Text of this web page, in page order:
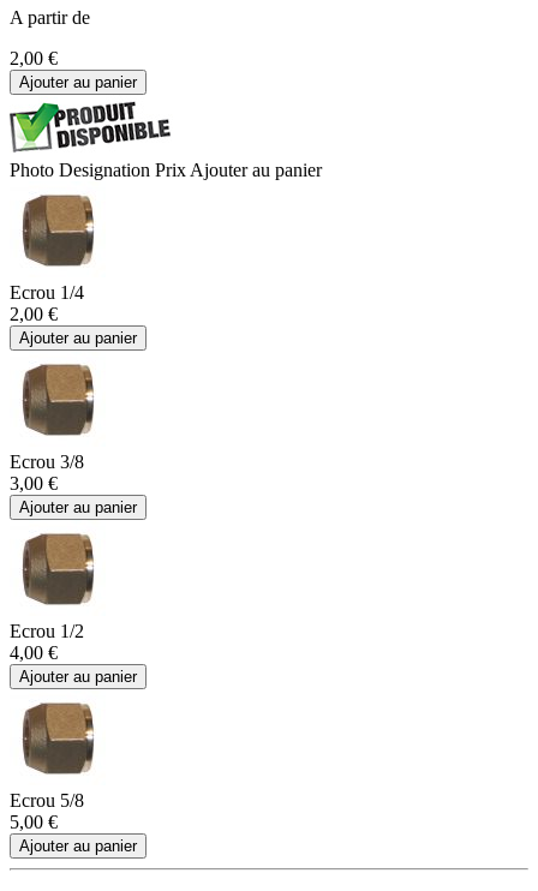
A partir de
2,00 €
Ajouter au panier
Photo Designation Prix Ajouter au panier
Ecrou 1/4
2,00 €
Ajouter au panier
Ecrou 3/8
3,00 €
Ajouter au panier
Ecrou 1/2
4,00 €
Ajouter au panier
Ecrou 5/8
5,00 €
Ajouter au panier